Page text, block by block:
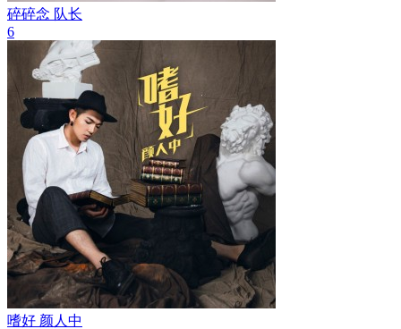
碎碎念 队长
6
嗜好 颜人中